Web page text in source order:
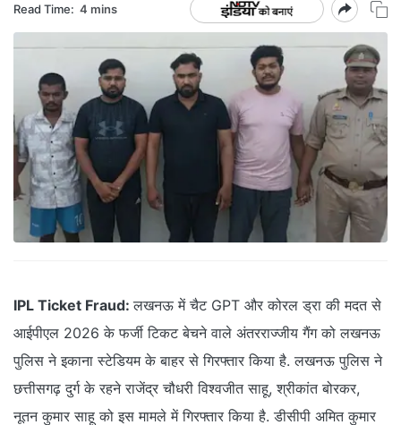
Read Time: 4 mins
IPL Ticket Fraud:लखनऊ में चैट GPT और कोरल ड्रा की मदत से
आईपीएल 2026 के फर्जी टिकट बेचने वाले अंतरराज्जीय गैंग को लखनऊ
पुलिस ने इकाना स्टेडियम के बाहर से गिरफ्तार किया है. लखनऊ पुलिस ने
छत्तीसगढ़ दुर्ग के रहने राजेंद्र चौधरी विश्वजीत साहू, श्रीकांत बोरकर,
नूतन कुमार साहू को इस मामले में गिरफ्तार किया है. डीसीपी अमित कुमार